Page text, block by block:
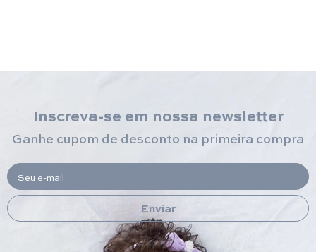
Inscreva-se em nossa newsletter
Ganhe cupom de desconto na primeira compra
Seu e-mail
Enviar